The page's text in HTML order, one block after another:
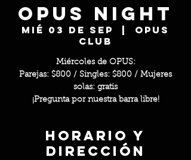
OPUS Night
mié 03 de sep
OPUS
Club
Miércoles de OPUS:
Parejas: $800 / Singles: $800 / Mujeres
solas: gratis
¡Pregunta por nuestra barra libre!
Horario y
Dirección